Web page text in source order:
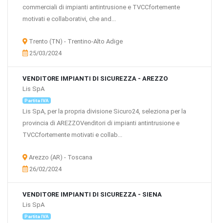
commerciali di impianti antintrusione e TVCCfortemente
motivati e collaborativi, che and...
Trento (TN) - Trentino-Alto Adige
25/03/2024
VENDITORE IMPIANTI DI SICUREZZA - AREZZO
Lis SpA
Partita IVA
Lis SpA, per la propria divisione Sicuro24, seleziona per la
provincia di AREZZOVenditori di impianti antintrusione e
TVCCfortemente motivati e collab...
Arezzo (AR) - Toscana
26/02/2024
VENDITORE IMPIANTI DI SICUREZZA - SIENA
Lis SpA
Partita IVA